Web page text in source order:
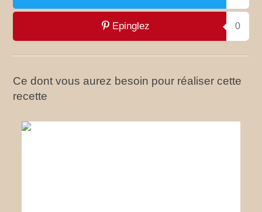
Epinglez 0
Ce dont vous aurez besoin pour réaliser cette
recette